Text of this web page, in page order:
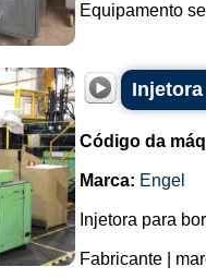
Equipamento
Código da
Marca: Engel
Injetora para
Fabricante |